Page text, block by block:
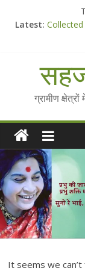
Latest:
सहज कृषि
Chalo
ग्रामीण
It seems we